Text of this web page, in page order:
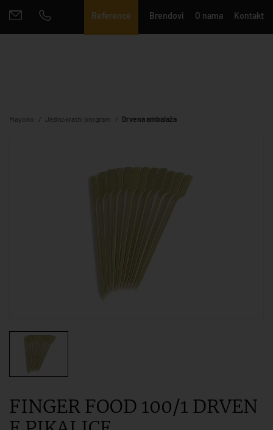
Reference Brendovi O nama Kontakt
Mayoko Jednokratni program Drvena ambalaža
FINGER FOOD 100/1 DRVEN